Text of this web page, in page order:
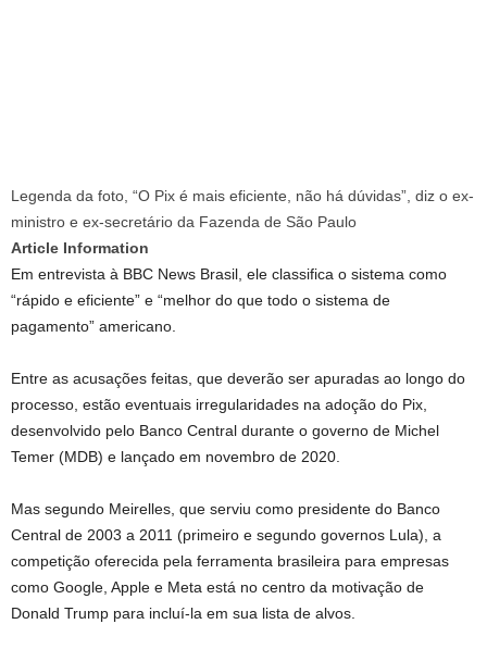
Legenda da foto, “O Pix é mais eficiente, não há dúvidas”, diz o ex-
ministro e ex-secretário da Fazenda de São Paulo
Article Information
Em entrevista à BBC News Brasil, ele classifica o sistema como
“rápido e eficiente” e “melhor do que todo o sistema de
pagamento” americano.
Entre as acusações feitas, que deverão ser apuradas ao longo do
processo, estão eventuais irregularidades na adoção do Pix,
desenvolvido pelo Banco Central durante o governo de Michel
Temer (MDB) e lançado em novembro de 2020.
Mas segundo Meirelles, que serviu como presidente do Banco
Central de 2003 a 2011 (primeiro e segundo governos Lula), a
competição oferecida pela ferramenta brasileira para empresas
como Google, Apple e Meta está no centro da motivação de
Donald Trump para incluí-la em sua lista de alvos.